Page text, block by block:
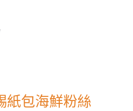
紙包海鮮粉絲